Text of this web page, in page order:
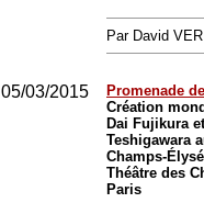
Par David
05/03/2015
Promenade
Création
Dai Fujikura
Teshigawara
Champs-
Théâtre des
Paris